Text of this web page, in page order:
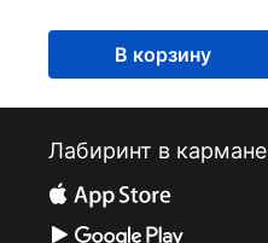
В корзину
Лабиринт в кармане